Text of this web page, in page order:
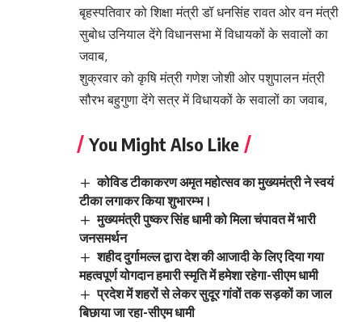
बृहस्पतिवार को शिक्षा मंत्री डॉ धनसिंह रावत ओर वन मंत्री
सुबोध उनियाल देंगे विधानसभा में विधायकों के सवालों का
जवाब,
शुक्रवार को कृषि मंत्री गणेश जोशी ओर पशुपालन मंत्री
सौरभ बहुगुणा देंगे सत्र में विधायकों के सवालों का जवाब,
You Might Also Like
कोविड टीकाकरण अमृत महोत्सव का मुख्यमंत्री ने स्वयं
टीका लगाकर किया शुभारम्भ।
मुख्यमंत्री पुष्कर सिंह धामी को मिला चंपावत में भारी
जनसमर्थन
शहीद दुर्गामल्ल द्वारा देश की आजादी के लिए दिया गया
महत्वपूर्ण योगदान हमारी स्मृति में हमेशा रहेगा-सीएम धामी
प्रदेश में शहरों से लेकर सुदूर गांवों तक सड़कों का जाल
बिछाया जा रहा-सीएम धामी